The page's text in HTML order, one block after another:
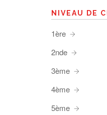
NIVEAU DE
1ère
2nde
3ème
4ème
5ème